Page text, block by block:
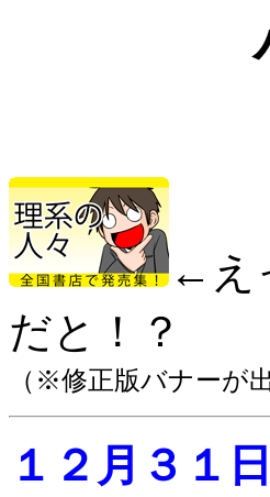
←え
だと！？
（※修正版バナーが
１２月３１日